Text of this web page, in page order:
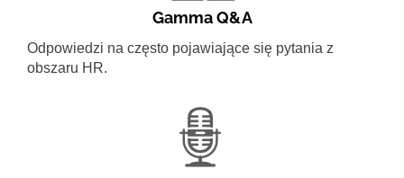
Gamma Q&A
Odpowiedzi na często pojawiające się pytania z
obszaru HR.